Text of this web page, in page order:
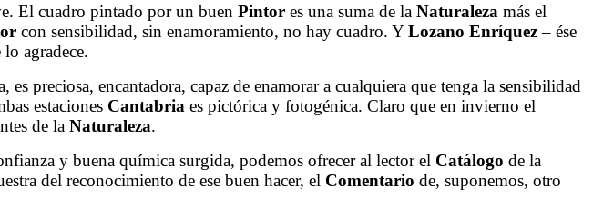
El cuadro pintado por un buen Pintor es una suma de la Naturaleza más el
con sensibilidad, sin enamoramiento, no hay cuadro. YLozano Enríquez– ése
lo agradece.
es preciosa, encantadora, capaz de enamorar a cualquiera que tenga la sensibilidad
estaciones Cantabria es pictórica y fotogénica. Claro que en invierno el
de la Naturaleza.
y buena química surgida, podemos ofrecer al lector el Catálogo de la
del reconocimiento de ese buen hacer, el Comentario de, suponemos, otro